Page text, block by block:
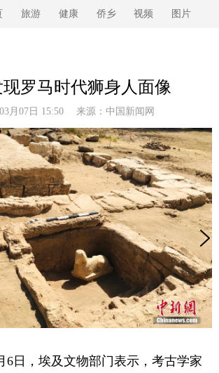
旅游 健康 侨乡 视频 图片
罗马时代狮身人面像
月07日 15:50 来源： 中国新闻网
，埃及文物部门表示，考古学家